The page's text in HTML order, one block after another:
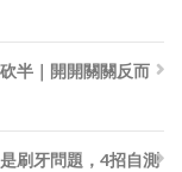
半｜開開關關反而
刷牙問題，4招自測